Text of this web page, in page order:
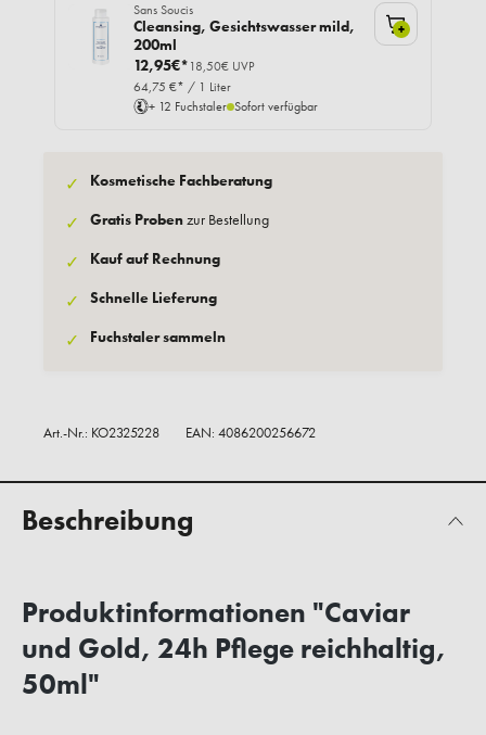
Sans Soucis
Cleansing, Gesichtswasser mild,
200ml
12,95€*18,50€ UVP
64,75 €* / 1 Liter
+ 12 Fuchstaler Sofort verfügbar
+
✓ Kosmetische Fachberatung
✓ Gratis Probenzur Bestellung
✓ Kauf auf Rechnung
✓ Schnelle Lieferung
✓ Fuchstaler sammeln
Art.-Nr.: KO2325228 EAN: 4086200256672
Beschreibung
Produktinformationen "Caviar
und Gold, 24h Pflege reichhaltig,
50ml"